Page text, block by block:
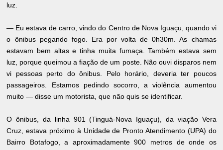
luz.
— Eu estava de carro, vindo do Centro de Nova Iguaçu, quando vi
o ônibus pegando fogo. Era por volta de 0h30m. As chamas
estavam bem altas e tinha muita fumaça. Também estava sem
luz, porque queimou a fiação de um poste. Não ouvi disparos nem
vi pessoas perto do ônibus. Pelo horário, deveria ter poucos
passageiros. Estamos pedindo socorro, a violência aumentou
muito — disse um motorista, que não quis se identificar.
O ônibus, da linha 901 (Tinguá-Nova Iguaçu), da viação Vera
Cruz, estava próximo à Unidade de Pronto Atendimento (UPA) do
Bairro Botafogo, a aproximadamente 900 metros de onde os